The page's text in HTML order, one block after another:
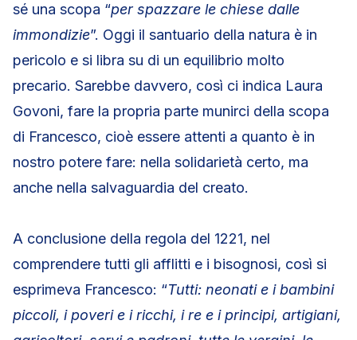
sé una scopa “per spazzare le chiese dalle
immondizie”. Oggi il santuario della natura è in
pericolo e si libra su di un equilibrio molto
precario. Sarebbe davvero, così ci indica Laura
Govoni, fare la propria parte munirci della scopa
di Francesco, cioè essere attenti a quanto è in
nostro potere fare: nella solidarietà certo, ma
anche nella salvaguardia del creato.
A conclusione della regola del 1221, nel
comprendere tutti gli afflitti e i bisognosi, così si
esprimeva Francesco: “Tutti: neonati e i bambini
piccoli, i poveri e i ricchi, i re e i principi, artigiani,